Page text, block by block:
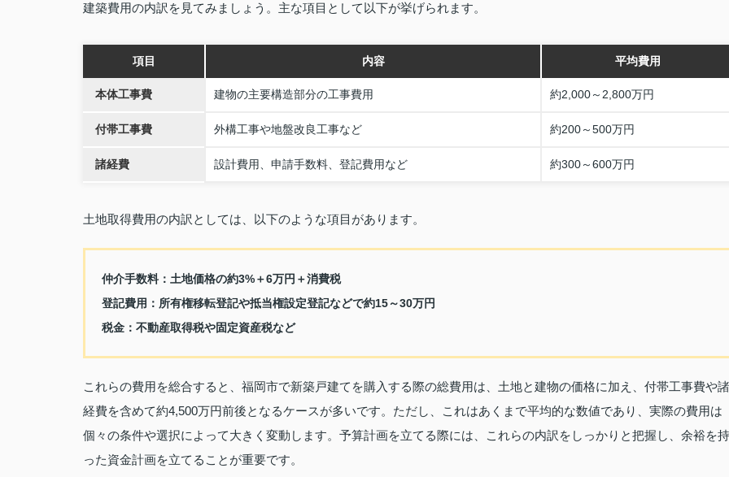
建築費用の内訳を見てみましょう。主な項目として以下が挙げられます。
項目 内容 平均費用
本体工事費 建物の主要構造部分の工事費用 約2,000～2,800万円
付帯工事費 外構工事や地盤改良工事など 約200～500万円
諸経費 設計費用、申請手数料、登記費用など 約300～600万円
土地取得費用の内訳としては、以下のような項目があります。
仲介手数料：土地価格の約3%＋6万円＋消費税
登記費用：所有権移転登記や抵当権設定登記などで約15～30万円
税金：不動産取得税や固定資産税など
これらの費用を総合すると、福岡市で新築戸建てを購入する際の総費用は、土地と建物の価格に加え、付帯工事費や諸
経費を含めて約4,500万円前後となるケースが多いです。ただし、これはあくまで平均的な数値であり、実際の費用は
個々の条件や選択によって大きく変動します。予算計画を立てる際には、これらの内訳をしっかりと把握し、余裕を持
った資金計画を立てることが重要です。